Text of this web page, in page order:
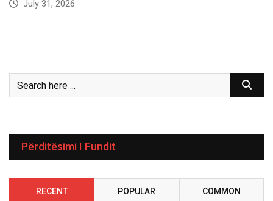
July 31, 2026
Përditësimi I Fundit
RECENT POPULAR COMMON